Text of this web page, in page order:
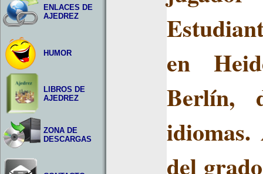
ENLACES DE
AJEDREZ
HUMOR
LIBROS DE
AJEDREZ
ZONA DE
DESCARGAS
en
Berlín,
del